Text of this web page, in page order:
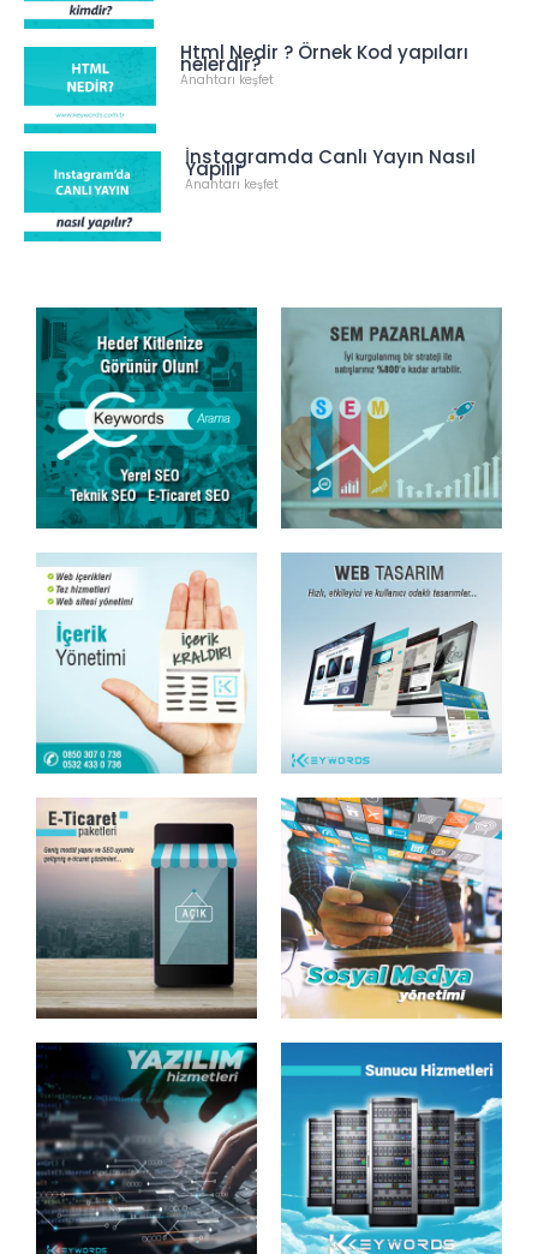
Html Nedir ? Örnek Kod yapıları
nelerdir?
Anahtarı keşfet
İnstagramda Canlı Yayın Nasıl
Yapılır
Anahtarı keşfet